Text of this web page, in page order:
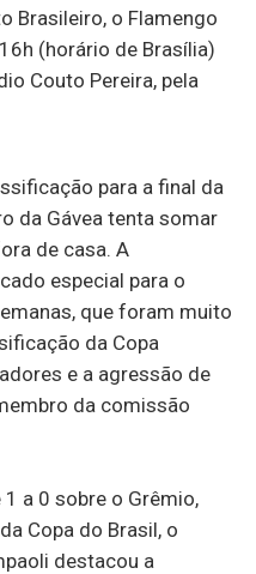
Brasileiro, o Flamengo
(horário de Brasília)
Couto Pereira, pela
para a final da
da Gávea tenta somar
de casa. A
especial para o
que foram muito
da Copa
e a agressão de
da comissão
a 0 sobre o Grêmio,
Copa do Brasil, o
destacou a